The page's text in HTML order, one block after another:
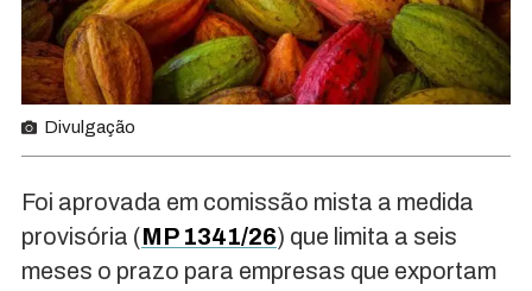
Divulgação
Foi aprovada em comissão mista a medida
provisória (MP 1341/26) que limita a seis
meses o prazo para empresas que exportam